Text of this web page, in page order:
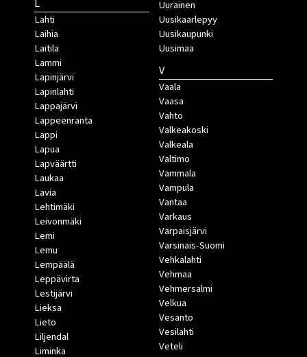
L
Lahti
Laihia
Laitila
Lammi
Lapinjärvi
Lapinlahti
Lappajärvi
Lappeenranta
Lappi
Lapua
Lapväärtti
Laukaa
Lavia
Lehtimäki
Leivonmäki
Lemi
Lemu
Lempäälä
Leppävirta
Lestijärvi
Lieksa
Lieto
Liljendal
Liminka
Uurainen
Uusikaarlepyy
Uusikaupunki
Uusimaa
V
Vaala
Vaasa
Vahto
Valkeakoski
Valkeala
Valtimo
Vammala
Vampula
Vantaa
Varkaus
Varpaisjärvi
Varsinais-Suomi
Vehkalahti
Vehmaa
Vehmersalmi
Velkua
Vesanto
Vesilahti
Veteli